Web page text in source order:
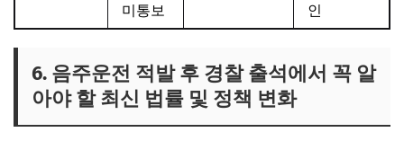
미통보
인
6. 음주운전 적발 후 경찰 출석에서 꼭 알
아야 할 최신 법률 및 정책 변화